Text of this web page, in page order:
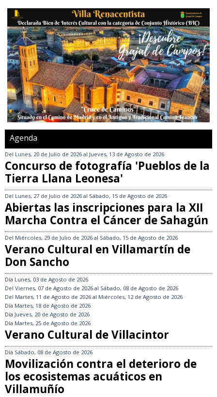
Agenda
Del Lunes, 20 de Julio de 2026 al Jueves, 13 de Agosto de 2026
Concurso de fotografía 'Pueblos de la
Tierra Llana Leonesa'
Del Lunes, 27 de Julio de 2026 al Sábado, 15 de Agosto de 2026
Abiertas las inscripciones para la XII
Marcha Contra el Cáncer de Sahagún
Del Miércoles, 29 de Julio de 2026 al Sábado, 15 de Agosto de 2026
Verano Cultural en Villamartín de
Don Sancho
Día Lunes, 03 de Agosto de 2026
Del Viernes, 07 de Agosto de 2026 al Sábado, 08 de Agosto de 2026
Del Martes, 11 de Agosto de 2026 al Miércoles, 12 de Agosto de 2026
Día Martes, 18 de Agosto de 2026
Día Jueves, 20 de Agosto de 2026
Día Martes, 25 de Agosto de 2026
Verano Cultural de Villacintor
Día Sábado, 08 de Agosto de 2026
Movilización contra el deterioro de
los ecosistemas acuáticos en
Villamuñío